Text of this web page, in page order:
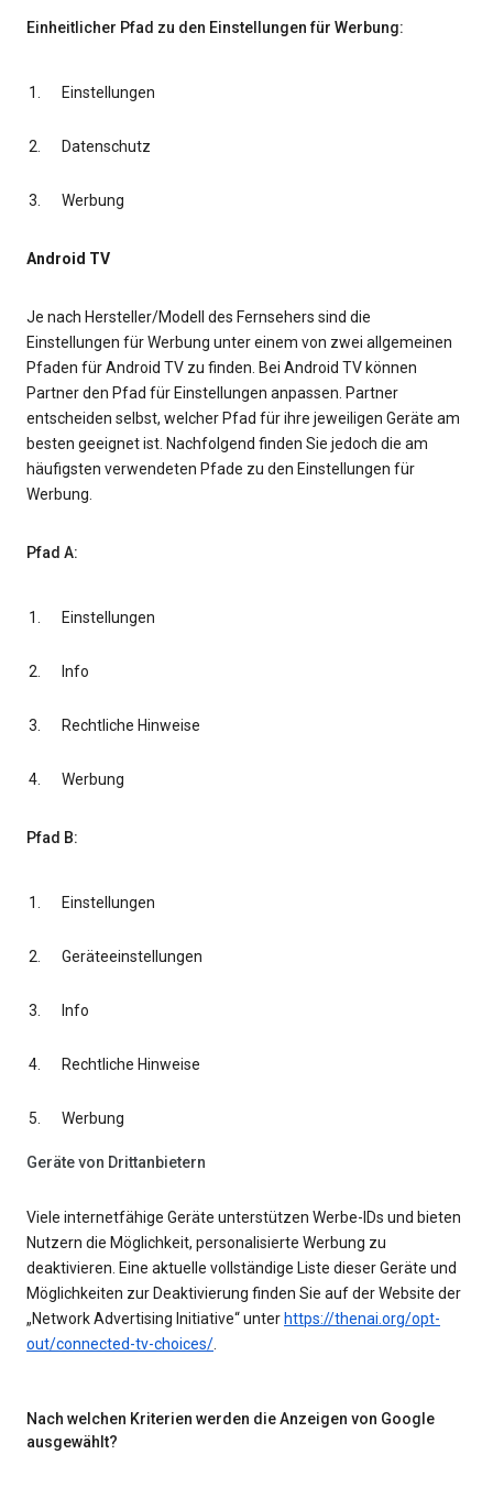
Einheitlicher Pfad zu den Einstellungen für Werbung:
Einstellungen
Datenschutz
Werbung
Android TV
Je nach Hersteller/Modell des Fernsehers sind die
Einstellungen für Werbung unter einem von zwei allgemeinen
Pfaden für Android TV zu finden. Bei Android TV können
Partner den Pfad für Einstellungen anpassen. Partner
entscheiden selbst, welcher Pfad für ihre jeweiligen Geräte am
besten geeignet ist. Nachfolgend finden Sie jedoch die am
häufigsten verwendeten Pfade zu den Einstellungen für
Werbung.
Pfad A:
Einstellungen
Info
Rechtliche Hinweise
Werbung
Pfad B:
Einstellungen
Geräteeinstellungen
Info
Rechtliche Hinweise
Werbung
Geräte von Drittanbietern
Viele internetfähige Geräte unterstützen Werbe-IDs und bieten
Nutzern die Möglichkeit, personalisierte Werbung zu
deaktivieren. Eine aktuelle vollständige Liste dieser Geräte und
Möglichkeiten zur Deaktivierung finden Sie auf der Website der
„Network Advertising Initiative“ unter https://thenai.org/opt-
out/connected-tv-choices/.
Nach welchen Kriterien werden die Anzeigen von Google
ausgewählt?